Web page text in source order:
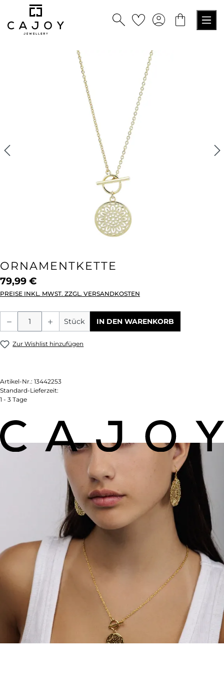
springen
ORNAMENTKETTE
79,99 €
PREISE INKL. MWST. ZZGL. VERSANDKOSTEN
Produkt Anzahl: Gib den gewünschten
Stück IN DEN WARENKORB
Zur Wishlist hinzufügen
Artikel-Nr.: 13442253
Standard-Lieferzeit:
1 - 3 Tage